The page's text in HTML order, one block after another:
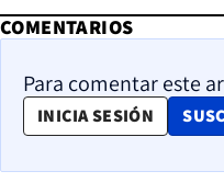
COMENTARIOS
Para comentar este
INICIA SESIÓN